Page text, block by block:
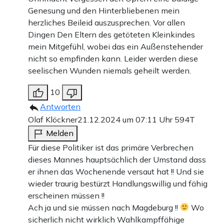
Genesung und den Hinterbliebenen mein
herzliches Beileid auszusprechen. Vor allen
Dingen Den Eltern des getöteten Kleinkindes
mein Mitgefühl, wobei das ein Außenstehender
nicht so empfinden kann. Leider werden diese
seelischen Wunden niemals geheilt werden.
10
Antworten
Olaf Klöckner21.12.2024 um 07:11 Uhr 594T
Melden
Für diese Politiker ist das primäre Verbrechen
dieses Mannes hauptsächlich der Umstand dass
er ihnen das Wochenende versaut hat !! Und sie
wieder traurig bestürzt Handlungswillig und fähig
erscheinen müssen !!
Ach ja und sie müssen nach Magdeburg !!
Wo
sicherlich nicht wirklich Wahlkampffähige